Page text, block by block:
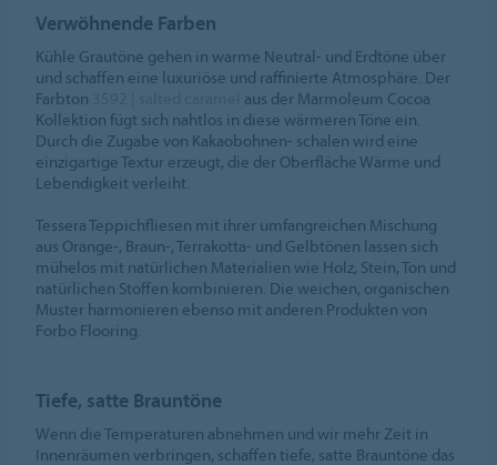
Verwöhnende Farben
Kühle Grautöne gehen in warme Neutral- und Erdtöne über
und schaffen eine luxuriöse und raffinierte Atmosphäre. Der
Farbton
aus der Marmoleum Cocoa
Kollektion fügt sich nahtlos in diese wärmeren Töne ein.
Durch die Zugabe von Kakaobohnen- schalen wird eine
einzigartige Textur erzeugt, die der Oberfläche Wärme und
Lebendigkeit verleiht.
Tessera Teppichfliesen mit ihrer umfangreichen Mischung
aus Orange-, Braun-, Terrakotta- und Gelbtönen lassen sich
mühelos mit natürlichen Materialien wie Holz, Stein, Ton und
natürlichen Stoffen kombinieren. Die weichen, organischen
Muster harmonieren ebenso mit anderen Produkten von
Forbo Flooring.
Tiefe, satte Brauntöne
Wenn die Temperaturen abnehmen und wir mehr Zeit in
Innenräumen verbringen, schaffen tiefe, satte Brauntöne das